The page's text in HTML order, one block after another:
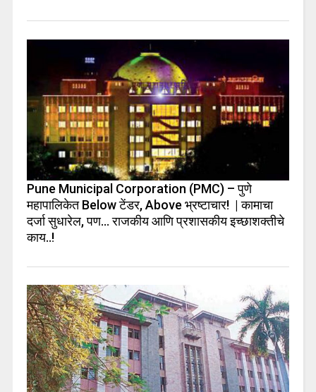
Pune Municipal Corporation (PMC) – पुणे
महापालिकेत Below टेंडर, Above भ्रष्टाचार! | कामाचा
दर्जा सुधारेल, पण… राजकीय आणि प्रशासकीय इच्छाशक्तीचे
काय..!